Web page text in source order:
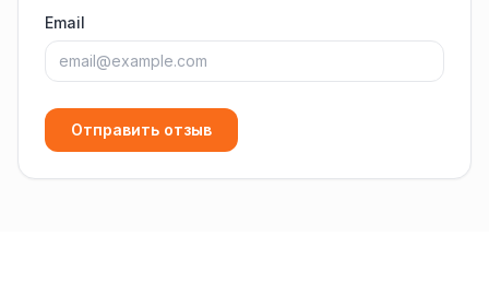
Email
Отправить отзыв